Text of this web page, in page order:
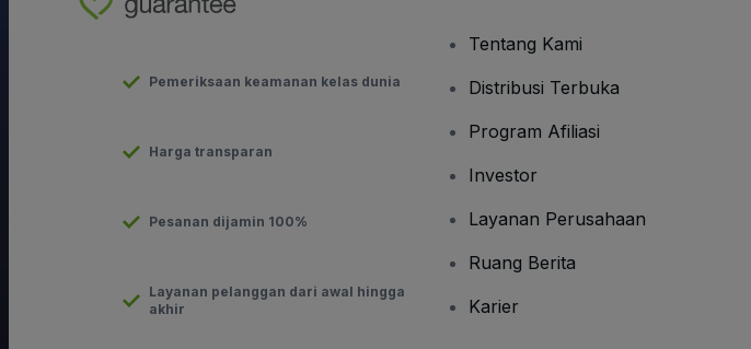
Pemeriksaan keamanan kelas dunia
Harga transparan
Pesanan dijamin 100%
Layanan pelanggan dari awal hingga
akhir
Tentang Kami
Distribusi Terbuka
Program Afiliasi
Investor
Layanan Perusahaan
Ruang Berita
Karier